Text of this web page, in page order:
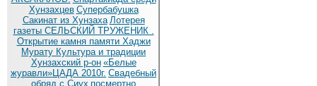
Хунзахцев Супербабушка
Сакинат из Хунзаха Лотерея
газеты СЕЛЬСКИЙ ТРУЖЕНИК .
Открытие камня памяти Хаджи
Мурату Культура и традиции
Хунзахский р-он «Белые
журавли»ЦАДА 2010г. Cвадебный
обряд c.Сиух посмертно